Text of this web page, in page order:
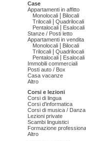
Case
Appartamenti in affitto
Monolocali
Bilocali
Trilocali
Quadrilocali
Pentalocali
Esalocali
Stanze / Posti letto
Appartamenti in vendita
Monolocali
Bilocali
Trilocali
Quadrilocali
Pentalocali
Esalocali
Immobili commerciali
Posti auto / Box
Casa vacanze
Altro
Corsi e lezioni
Corsi di lingua
Corsi d'informatica
Corsi di musica /
Lezioni private
Scambi linguistici
Formazione
Altro